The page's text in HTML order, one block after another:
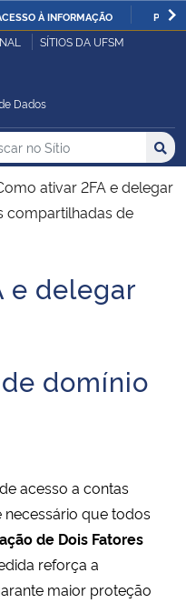
À INFORMAÇÃO
e Comunicações
SÍTIOS DA UFSM
Dados
no no Sítio
ativar 2FA e delegar
compartilhadas de
e delegar
domínio
acesso a contas
necessário que todos
de Dois Fatores
reforça a
maior proteção